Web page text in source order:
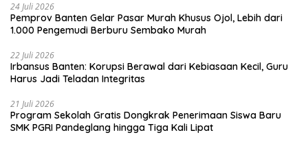
24 Juli 2026
Pemprov Banten Gelar Pasar Murah Khusus Ojol, Lebih dari
1.000 Pengemudi Berburu Sembako Murah
22 Juli 2026
Irbansus Banten: Korupsi Berawal dari Kebiasaan Kecil, Guru
Harus Jadi Teladan Integritas
21 Juli 2026
Program Sekolah Gratis Dongkrak Penerimaan Siswa Baru
SMK PGRI Pandeglang hingga Tiga Kali Lipat